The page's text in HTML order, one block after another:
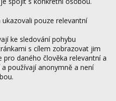
pouze relevantní
ke sledování pohybu
s cílem zobrazovat jim
daného člověka relevantní a
používají anonymně a není